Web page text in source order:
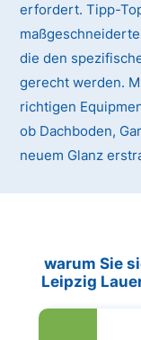
erfordert. Tipp-
die den
gerecht werden.
richtigen
ob Dachboden,
neuem Glanz
warum Sie
Leipzig